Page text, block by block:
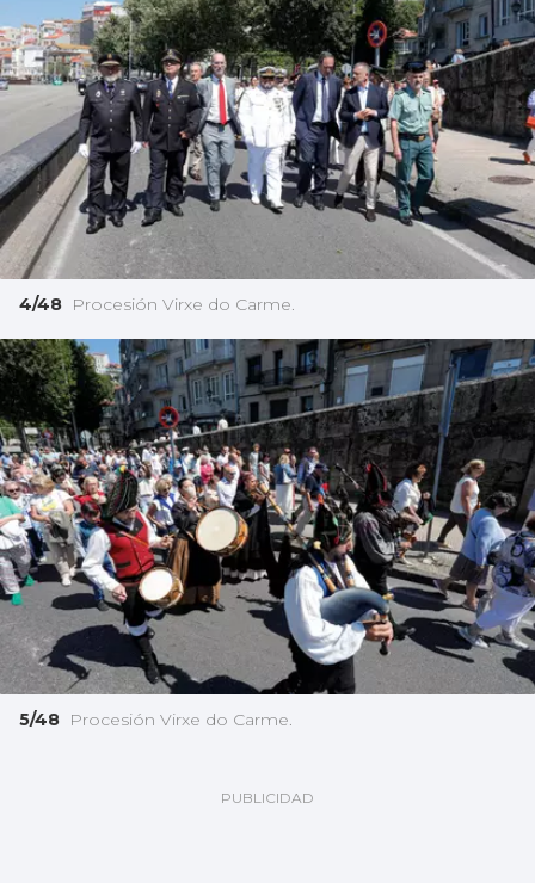
4/48 Procesión Virxe do Carme.
5/48 Procesión Virxe do Carme.